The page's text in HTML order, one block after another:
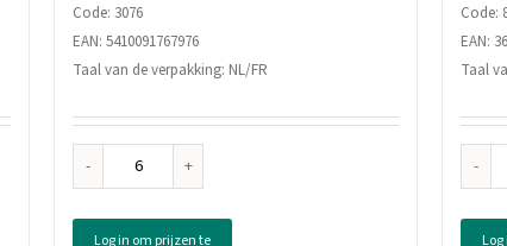
Code: 3076
EAN: 5410091767976
Taal van de verpakking: NL/FR
Gliss
Shampoo
Log in om prijzen te
Code:
EAN:
Taal